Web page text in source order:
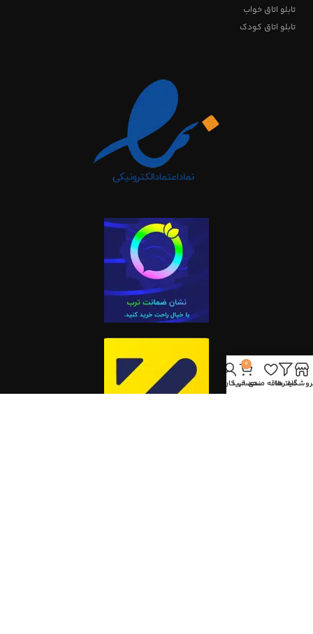
تابلو اتاق خواب
تابلو اتاق کودک
فیلترهاعلاقه مندی
0
سبد خرید
حساب کاربری من